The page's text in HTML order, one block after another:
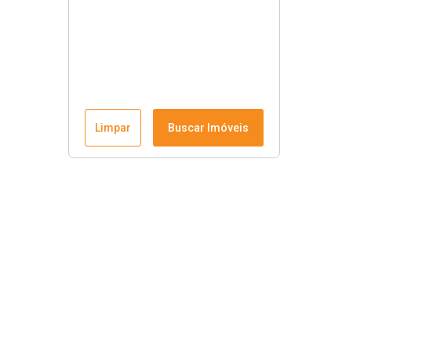
Limpar Buscar Imóveis